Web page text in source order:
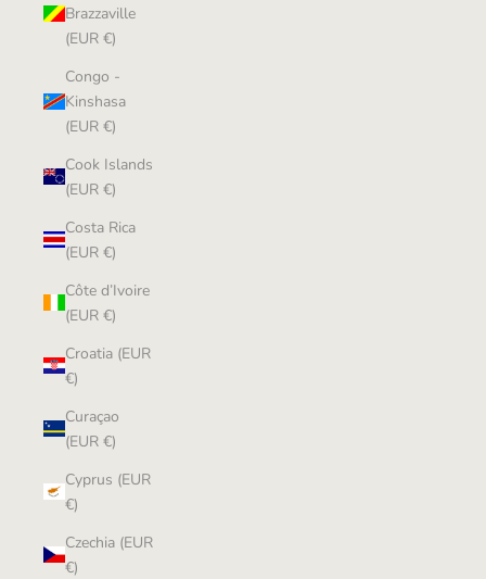
Brazzaville
(EUR €)
Congo -
Kinshasa
(EUR €)
Cook Islands
(EUR €)
Costa Rica
(EUR €)
Côte d’Ivoire
(EUR €)
Croatia (EUR
€)
Curaçao
(EUR €)
Cyprus (EUR
€)
Czechia (EUR
€)